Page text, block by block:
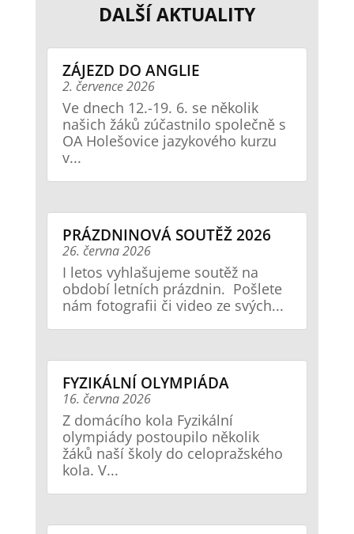
DALŠÍ AKTUALITY
ZÁJEZD DO ANGLIE
2. července 2026
Ve dnech 12.-19. 6. se několik
našich žáků zúčastnilo společně s
OA Holešovice jazykového kurzu
v...
PRÁZDNINOVÁ SOUTĚŽ 2026
26. června 2026
I letos vyhlašujeme soutěž na
období letních prázdnin. Pošlete
nám fotografii či video ze svých...
FYZIKÁLNÍ OLYMPIÁDA
16. června 2026
Z domácího kola Fyzikální
olympiády postoupilo několik
žáků naší školy do celopražského
kola. V...